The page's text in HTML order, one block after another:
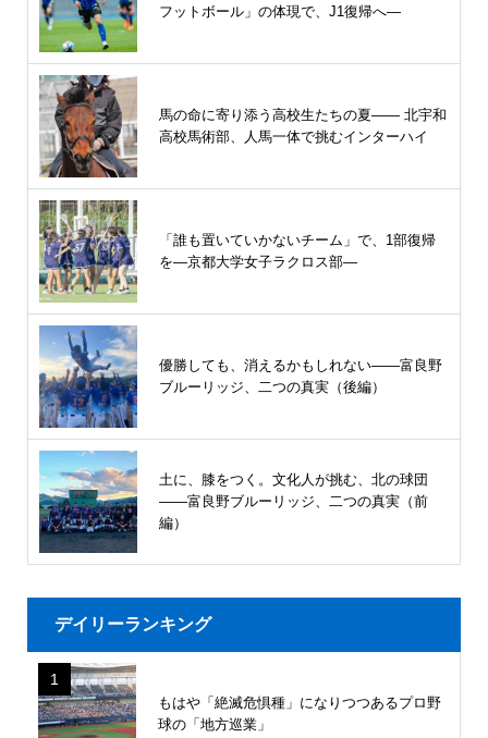
フットボール」の体現で、J1復帰へ―
馬の命に寄り添う高校生たちの夏—— 北宇和
高校馬術部、人馬一体で挑むインターハイ
「誰も置いていかないチーム」で、1部復帰
を―京都大学女子ラクロス部―
優勝しても、消えるかもしれない――富良野
ブルーリッジ、二つの真実（後編）
土に、膝をつく。文化人が挑む、北の球団
――富良野ブルーリッジ、二つの真実（前
編）
デイリーランキング
1
もはや「絶滅危惧種」になりつつあるプロ野
球の「地方巡業」